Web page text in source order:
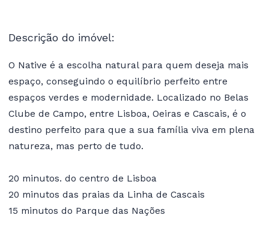
Descrição do imóvel:
O Native é a escolha natural para quem deseja mais
espaço, conseguindo o equilíbrio perfeito entre
espaços verdes e modernidade. Localizado no Belas
Clube de Campo, entre Lisboa, Oeiras e Cascais, é o
destino perfeito para que a sua família viva em plena
natureza, mas perto de tudo.
20 minutos. do centro de Lisboa
20 minutos das praias da Linha de Cascais
15 minutos do Parque das Nações